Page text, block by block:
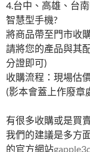
4.台中、高雄、台
智慧型手機?
將商品帶至門市收
請將您的產品與其
分證即可)
收購流程：現場估
(影本會蓋上作廢章
有很多收購或是買
我們的建議是多方
的官方網站